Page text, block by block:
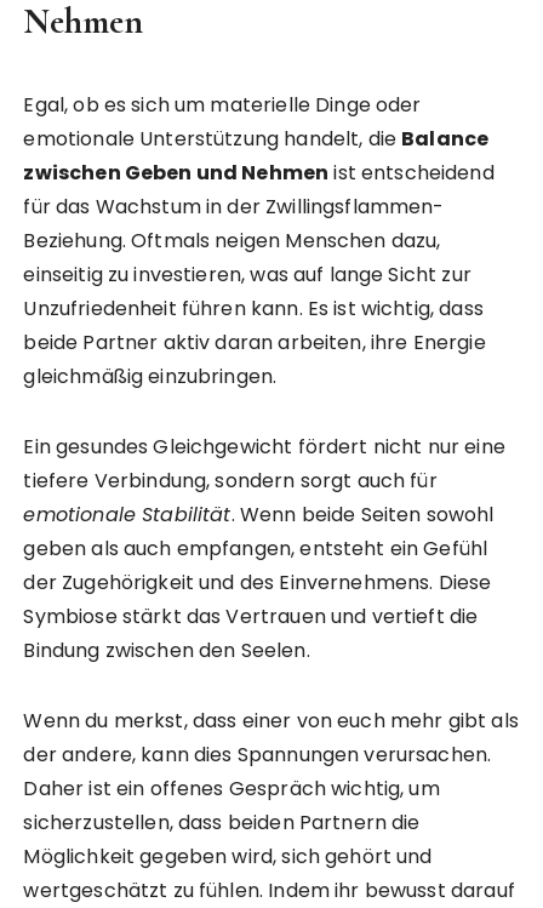
Nehmen
Egal, ob es sich um materielle Dinge oder
emotionale Unterstützung handelt, die Balance
zwischen Geben und Nehmen ist entscheidend
für das Wachstum in der Zwillingsflammen-
Beziehung. Oftmals neigen Menschen dazu,
einseitig zu investieren, was auf lange Sicht zur
Unzufriedenheit führen kann. Es ist wichtig, dass
beide Partner aktiv daran arbeiten, ihre Energie
gleichmäßig einzubringen.
Ein gesundes Gleichgewicht fördert nicht nur eine
tiefere Verbindung, sondern sorgt auch für
emotionale Stabilität. Wenn beide Seiten sowohl
geben als auch empfangen, entsteht ein Gefühl
der Zugehörigkeit und des Einvernehmens. Diese
Symbiose stärkt das Vertrauen und vertieft die
Bindung zwischen den Seelen.
Wenn du merkst, dass einer von euch mehr gibt als
der andere, kann dies Spannungen verursachen.
Daher ist ein offenes Gespräch wichtig, um
sicherzustellen, dass beiden Partnern die
Möglichkeit gegeben wird, sich gehört und
wertgeschätzt zu fühlen. Indem ihr bewusst darauf